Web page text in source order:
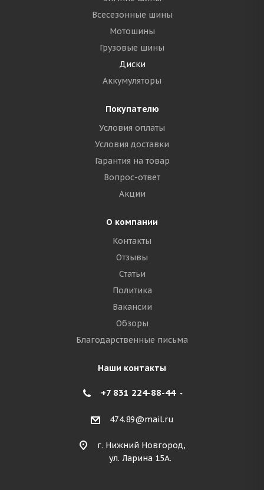
Всесезонные шины
Мотошины
Грузовые шины
Диски
Аккумуляторы
Покупателю
Условия оплаты
Условия доставки
Гарантия на товар
Вопрос-ответ
Акции
О компании
Контакты
Отзывы
Статьи
Политика
Вакансии
Обзоры
Благодарственные письма
Наши контакты
+7 831 224-88-44
474.89@mail.ru
г. Нижний Новгород,
ул. Ларина 15А.